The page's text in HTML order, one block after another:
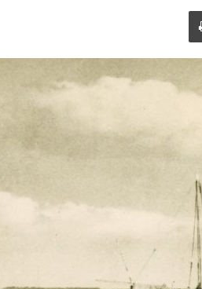
الطباعة